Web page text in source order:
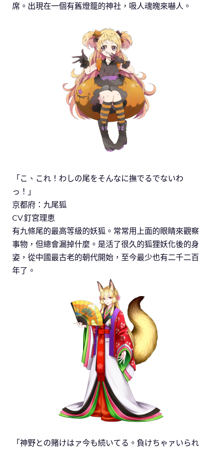
席。出現在一個有舊燈籠的神社，吸人魂魄來嚇人。
「こ、これ！わしの尾をそんなに撫でるでないわ
っ！」
京都府：九尾狐
CV.釘宮理恵
有九條尾的最高等級的妖狐。常常用上面的眼睛來觀察
事物，但總會漏掉什麼。是活了很久的狐狸妖化後的身
姿，從中國最古老的朝代開始，至今最少也有二千二百
年了。
「神野との賭けはァ今も続いてる。負けちゃァいられ